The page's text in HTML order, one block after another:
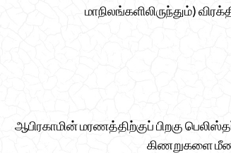
மாநிலங்களிலிருந்தும்)
ஆபிரகாமின் மரணத்திற்குப் பிறகு
கிணறுகளை